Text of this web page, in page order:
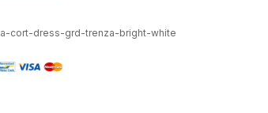
cort-dress-grd-trenza-bright-white